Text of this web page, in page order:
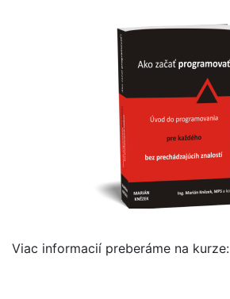
Viac informacií preberáme na kurze: